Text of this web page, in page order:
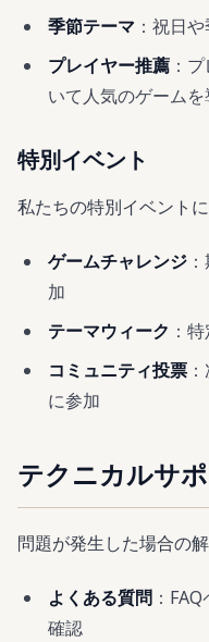
季節テーマ ：祝日
プレイヤー推薦 ：
いて人気のゲームを
特別イベント
私たちの特別イベント
ゲームチャレンジ
加
テーマウィーク ：
コミュニティ投票
に参加
テクニカルサポ
問題が発生した場合の解
よくある質問 ：
確認